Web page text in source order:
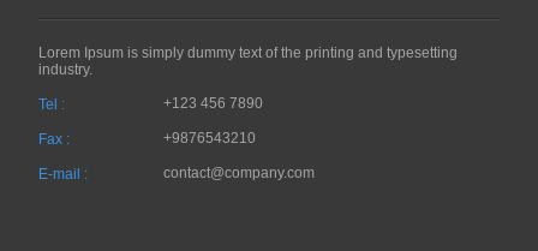
Lorem Ipsum is simply dummy text of the printing and typesetting
industry.
Tel : +123 456 7890
Fax : +9876543210
E-mail : contact@company.com